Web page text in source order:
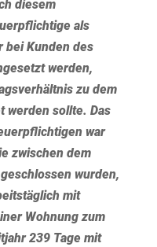
diesem
als
Kunden des
werden,
zu dem
werden sollte. Das
war
zwischen dem
wurden,
mit
Wohnung zum
239 Tage mit